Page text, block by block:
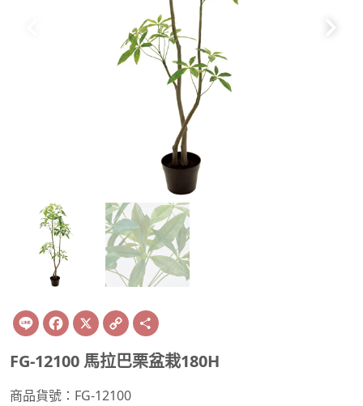
Line Facebook
X Copy
Link
FG-12100 馬拉巴栗盆栽180H
商品貨號：FG-12100